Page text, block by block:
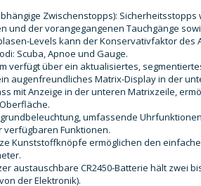
Zwischenstopps):
und der vorangegangenen Tauchgänge
Levels kann der Konservativfaktor des
Scuba, Apnoe und Gauge.
verfügt über ein aktualisiertes,
augenfreundliches Matrix-Display in der
mit Anzeige in der unteren Matrixzeile,
umfassende
verfügbaren Funktionen.
Kunststoffknöpfe ermöglichen den
austauschbare CR2450-Batterie hält zwei
der Elektronik).